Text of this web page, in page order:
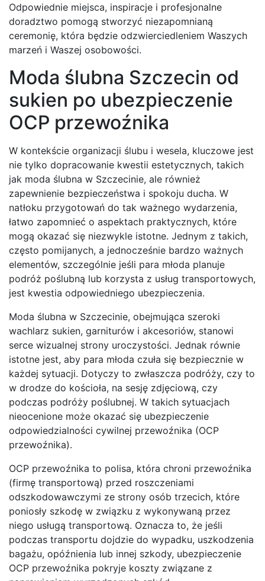
Odpowiednie miejsca, inspiracje i profesjonalne
doradztwo pomogą stworzyć niezapomnianą
ceremonię, która będzie odzwierciedleniem Waszych
marzeń i Waszej osobowości.
Moda ślubna Szczecin od
sukien po ubezpieczenie
OCP przewoźnika
W kontekście organizacji ślubu i wesela, kluczowe jest
nie tylko dopracowanie kwestii estetycznych, takich
jak moda ślubna w Szczecinie, ale również
zapewnienie bezpieczeństwa i spokoju ducha. W
natłoku przygotowań do tak ważnego wydarzenia,
łatwo zapomnieć o aspektach praktycznych, które
mogą okazać się niezwykle istotne. Jednym z takich,
często pomijanych, a jednocześnie bardzo ważnych
elementów, szczególnie jeśli para młoda planuje
podróż poślubną lub korzysta z usług transportowych,
jest kwestia odpowiedniego ubezpieczenia.
Moda ślubna w Szczecinie, obejmująca szeroki
wachlarz sukien, garniturów i akcesoriów, stanowi
serce wizualnej strony uroczystości. Jednak równie
istotne jest, aby para młoda czuła się bezpiecznie w
każdej sytuacji. Dotyczy to zwłaszcza podróży, czy to
w drodze do kościoła, na sesję zdjęciową, czy
podczas podróży poślubnej. W takich sytuacjach
nieocenione może okazać się ubezpieczenie
odpowiedzialności cywilnej przewoźnika (OCP
przewoźnika).
OCP przewoźnika to polisa, która chroni przewoźnika
(firmę transportową) przed roszczeniami
odszkodowawczymi ze strony osób trzecich, które
poniosły szkodę w związku z wykonywaną przez
niego usługą transportową. Oznacza to, że jeśli
podczas transportu dojdzie do wypadku, uszkodzenia
bagażu, opóźnienia lub innej szkody, ubezpieczenie
OCP przewoźnika pokryje koszty związane z